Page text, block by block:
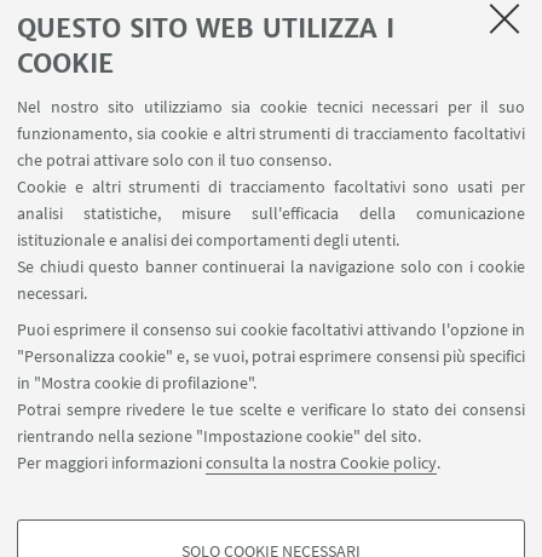
QUESTO SITO WEB UTILIZZA I
COOKIE
Nel nostro sito utilizziamo sia cookie tecnici necessari per il suo
funzionamento, sia cookie e altri strumenti di tracciamento facoltativi
che potrai attivare solo con il tuo consenso.
Cookie e altri strumenti di tracciamento facoltativi sono usati per
analisi statistiche, misure sull'efficacia della comunicazione
istituzionale e analisi dei comportamenti degli utenti.
Se chiudi questo banner continuerai la navigazione solo con i cookie
necessari.
Puoi esprimere il consenso sui cookie facoltativi attivando l'opzione in
"Personalizza cookie" e, se vuoi, potrai esprimere consensi più specifici
in "Mostra cookie di profilazione".
Potrai sempre rivedere le tue scelte e verificare lo stato dei consensi
rientrando nella sezione "Impostazione cookie" del sito.
Per maggiori informazioniconsulta la nostra Cookie policy.
SOLO COOKIE NECESSARI
di vista, esperienze delle altre persone che
vorranno intervenire.
L'obiettivo e quello di tenere la conversazione su
un piano non specialistico e totalmente inclusivo
delle diverse competenze, interessi e curiosità che,
perfino nella più ristretta area AI for industry, sono
veramente molto eterogenei.
L'idea è che iWednesdAIsdiventino uno stimolo
periodico.